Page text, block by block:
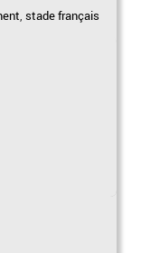
,stade français